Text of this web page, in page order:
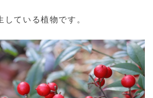
している植物です。